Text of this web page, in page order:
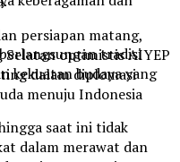
persiapan matang,
optimistis AIYEP
dalam diplomasi
menuju Indonesia
tradisi
kekuatan budaya yang
saat ini tidak
dalam merawat dan